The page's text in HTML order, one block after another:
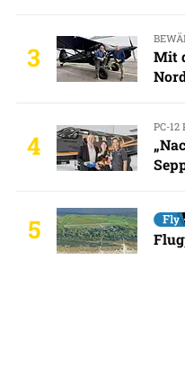
3
Mit
4
PC-12
5